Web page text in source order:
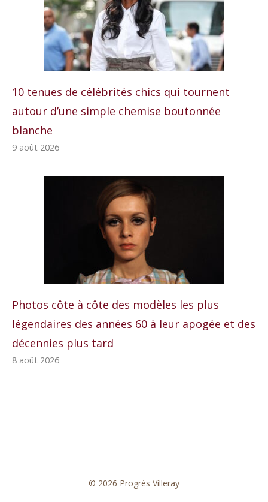
10 tenues de célébrités chics qui tournent
autour d’une simple chemise boutonnée
blanche
9 août 2026
Photos côte à côte des modèles les plus
légendaires des années 60 à leur apogée et des
décennies plus tard
8 août 2026
© 2026 Progrès Villeray